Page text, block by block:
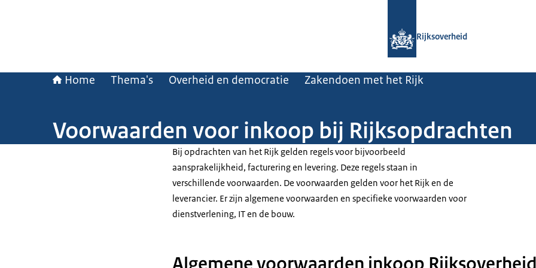
Rijksoverheid
Home Thema's Overheid en democratie Zakendoen met het Rijk
Voorwaarden voor inkoop bij Rijksopdrachten
Bij opdrachten van het Rijk gelden regels voor bijvoorbeeld
aansprakelijkheid, facturering en levering. Deze regels staan in
verschillende voorwaarden. De voorwaarden gelden voor het Rijk en de
leverancier. Er zijn algemene voorwaarden en specifieke voorwaarden voor
dienstverlening, IT en de bouw.